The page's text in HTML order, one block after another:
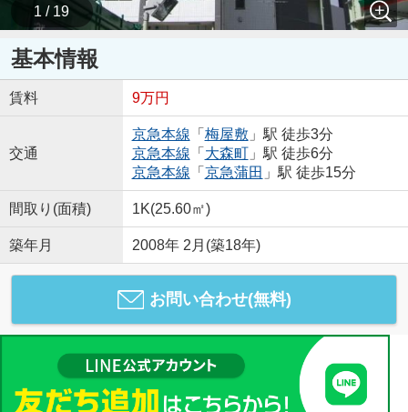
1 / 19
基本情報
賃料 9万円
交通
京急本線 「 梅屋敷 」駅 徒歩3分
京急本線 「 大森町」駅 徒歩6分
京急本線 「 京急蒲田 」駅 徒歩15分
間取り(面積) 1K(25.60㎡)
築年月 2008年 2月(築18年)
お問い合わせ(無料)